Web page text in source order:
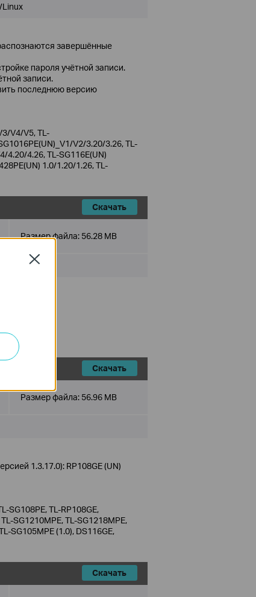
завершённые
пароля учётной записи.
записи.
последнюю версию
V4/V5, TL-
V2/3.20/3.26, TL-
4.20/4.26, TL-SG116E(UN)
1.0/1.20/1.26, TL-
Скачать
Размер файла: 56.28 MB
Скачать
Размер файла: 56.96 MB
1.3.17.0): RP108GE (UN)
SG108PE, TL-RP108GE,
SG1210MPE, TL-SG1218MPE,
SG105MPE (1.0), DS116GE,
Скачать
Close